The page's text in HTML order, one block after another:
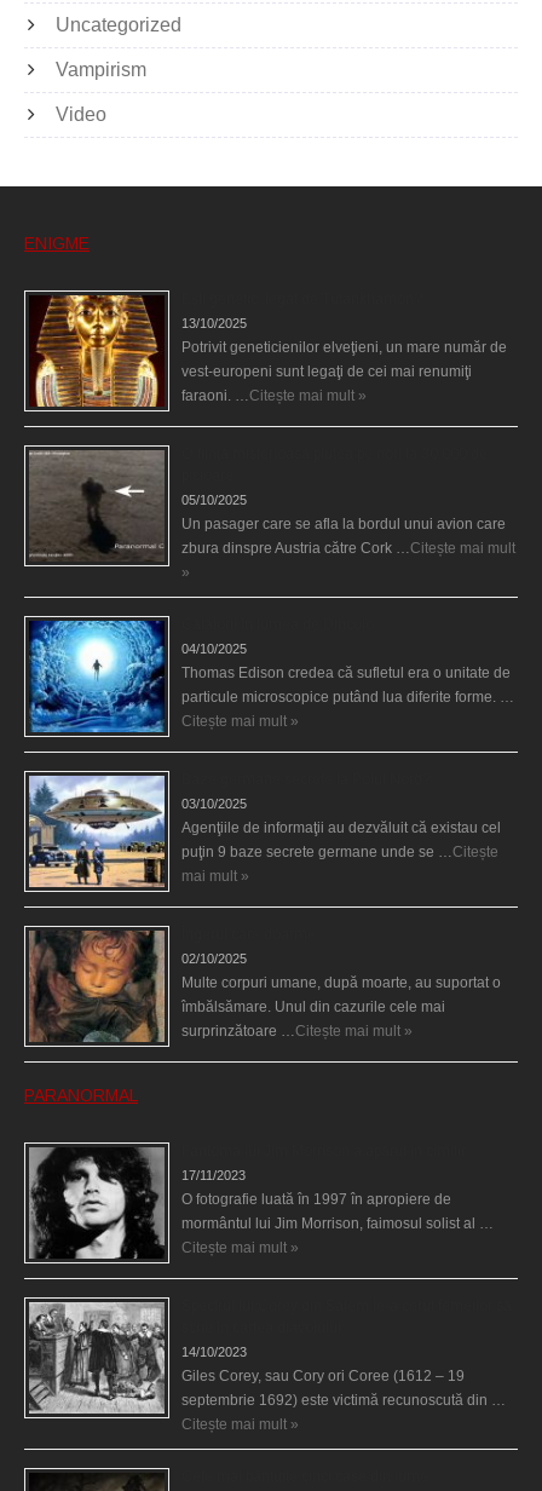
Uncategorized
Vampirism
Video
ENIGME
13/10/2025
Potrivit geneticienilor elveţieni, un mare număr de
vest-europeni sunt legaţi de cei mai renumiţi
faraoni. … Citește mai mult »
05/10/2025
Un pasager care se afla la bordul unui avion care
zbura dinspre Austria către Cork … Citește mai mult
»
04/10/2025
Thomas Edison credea că sufletul era o unitate de
particule microscopice putând lua diferite forme. …
Citește mai mult »
03/10/2025
Agenţiile de informaţii au dezvăluit că existau cel
puţin 9 baze secrete germane unde se … Citește
mai mult »
02/10/2025
Multe corpuri umane, după moarte, au suportat o
îmbălsămare. Unul din cazurile cele mai
surprinzătoare … Citește mai mult »
PARANORMAL
17/11/2023
O fotografie luată în 1997 în apropiere de
mormântul lui Jim Morrison, faimosul solist al …
Citește mai mult »
14/10/2023
Giles Corey, sau Cory ori Coree (1612 – 19
septembrie 1692) este victimă recunoscută din …
Citește mai mult »